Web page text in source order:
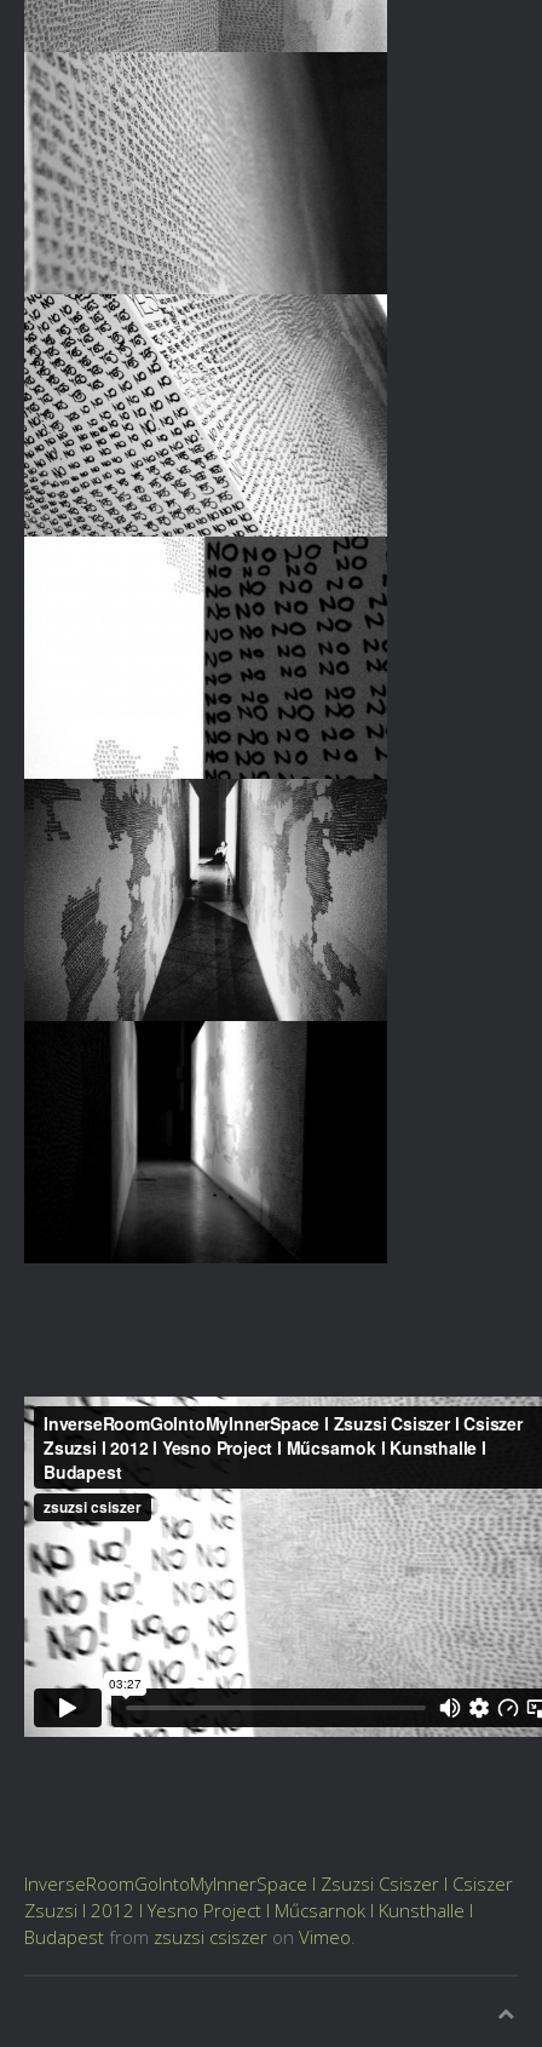
InverseRoomGoIntoMyInnerSpace l Zsuzsi Csiszer l Csiszer
Zsuzsi l 2012 l Yesno Project l Műcsarnok l Kunsthalle l
Budapest from zsuzsi csiszer on Vimeo.